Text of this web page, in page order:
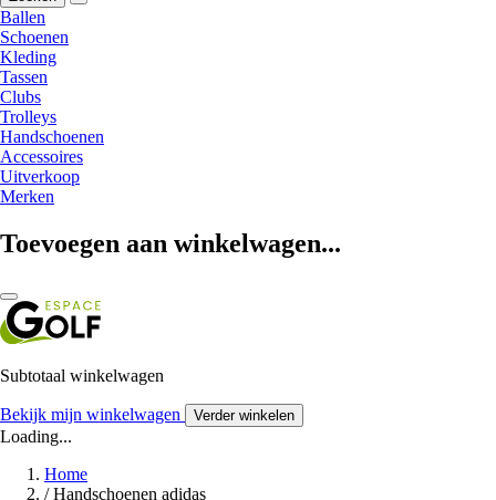
Ballen
Schoenen
Kleding
Tassen
Clubs
Trolleys
Handschoenen
Accessoires
Uitverkoop
Merken
Toevoegen aan winkelwagen...
Subtotaal winkelwagen
Bekijk mijn winkelwagen Verder winkelen
Loading...
Home
/ Handschoenen adidas